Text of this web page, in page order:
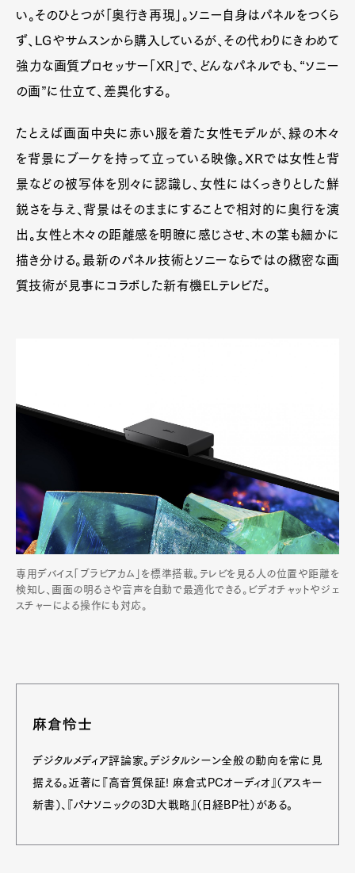
Art&DesignWatchFashion
い。そのひとつが「奥行き再現」。ソニー自身はパネルをつくら
ず、LGやサムスンから購入しているが、その代わりにきわめて
強力な画質プロセッサー「XR」で、どんなパネルでも、“ソニー
の画”に仕立て、差異化する。
たとえば画面中央に赤い服を着た女性モデルが、緑の木々
を背景にブーケを持って立っている映像。XRでは女性と背
景などの被写体を別々に認識し、女性にはくっきりとした鮮
鋭さを与え、背景はそのままにすることで相対的に奥行を演
出。女性と木々の距離感を明瞭に感じさせ、木の葉も細かに
描き分ける。最新のパネル技術とソニーならではの緻密な画
質技術が見事にコラボした新有機ELテレビだ。
専用デバイス「ブラビアカム」を標準搭載。テレビを見る人の位置や距離を
検知し、画面の明るさや音声を自動で最適化できる。ビデオチャットやジェ
スチャーによる操作にも対応。
麻倉怜士
デジタルメディア評論家。デジタルシーン全般の動向を常に見
据える。近著に『高音質保証! 麻倉式PCオーディオ』（アスキー
新書）、『パナソニックの3D大戦略』（日経BP社）がある。